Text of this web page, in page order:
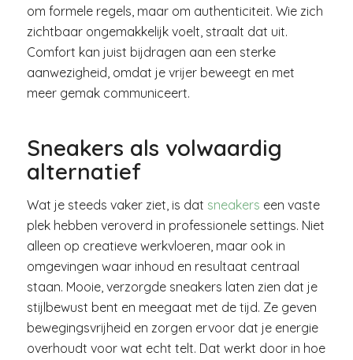
om formele regels, maar om authenticiteit. Wie zich
zichtbaar ongemakkelijk voelt, straalt dat uit.
Comfort kan juist bijdragen aan een sterke
aanwezigheid, omdat je vrijer beweegt en met
meer gemak communiceert.
Sneakers als volwaardig
alternatief
Wat je steeds vaker ziet, is dat sneakers een vaste
plek hebben veroverd in professionele settings. Niet
alleen op creatieve werkvloeren, maar ook in
omgevingen waar inhoud en resultaat centraal
staan. Mooie, verzorgde sneakers laten zien dat je
stijlbewust bent en meegaat met de tijd. Ze geven
bewegingsvrijheid en zorgen ervoor dat je energie
overhoudt voor wat echt telt. Dat werkt door in hoe